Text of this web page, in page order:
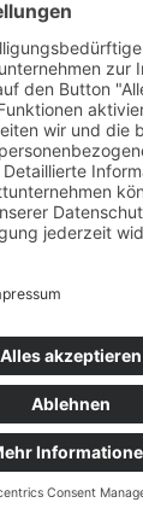
Mail,
Anfrage
zum
bei
6 Abs. 1 lit. b
Erfüllung
zur
beruht die
Interesse